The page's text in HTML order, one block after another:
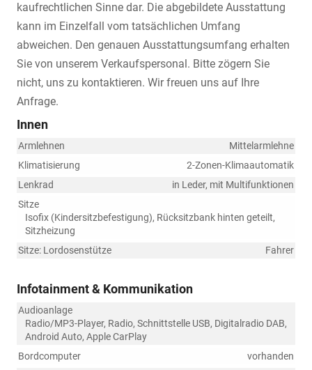
kaufrechtlichen Sinne dar. Die abgebildete Ausstattung
kann im Einzelfall vom tatsächlichen Umfang
abweichen. Den genauen Ausstattungsumfang erhalten
Sie von unserem Verkaufspersonal. Bitte zögern Sie
nicht, uns zu kontaktieren. Wir freuen uns auf Ihre
Anfrage.
Innen
Armlehnen
Mittelarmlehne
Klimatisierung
2-Zonen-Klimaautomatik
Lenkrad
in Leder, mit Multifunktionen
Sitze
Isofix (Kindersitzbefestigung), Rücksitzbank hinten geteilt,
Sitzheizung
Sitze: Lordosenstütze
Fahrer
Infotainment & Kommunikation
Audioanlage
Radio/MP3-Player, Radio, Schnittstelle USB, Digitalradio DAB,
Android Auto, Apple CarPlay
Bordcomputer
vorhanden